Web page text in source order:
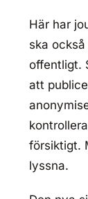
Här har
ska
offentligt.
att
försiktigt.
lyssna.